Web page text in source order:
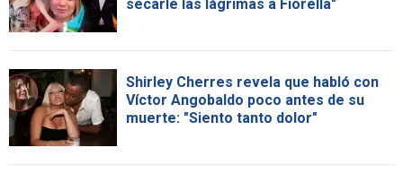
secarle las lágrimas a Fiorella"
Shirley Cherres revela que habló con
Víctor Angobaldo poco antes de su
muerte: "Siento tanto dolor"